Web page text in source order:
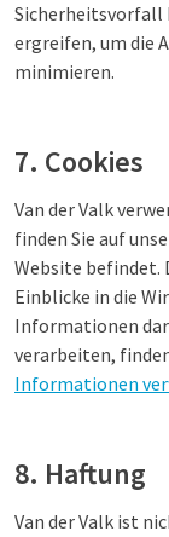
Sicherheitsvorfall
ergreifen, um die
minimieren.
7. Cookies
Van der Valk
finden Sie auf
Website befindet.
Einblicke in die
Informationen
verarbeiten,
Informationen
8. Haftung
Van der Valk ist